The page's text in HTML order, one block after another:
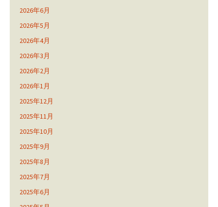
2026年6月
2026年5月
2026年4月
2026年3月
2026年2月
2026年1月
2025年12月
2025年11月
2025年10月
2025年9月
2025年8月
2025年7月
2025年6月